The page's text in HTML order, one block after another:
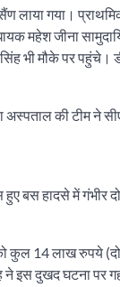
लाया गया।
महेश जीना
भी मौके पर पहुंचे।
की टीम ने
हुए बस हादसे में
14 लाख रुपये (दो-
इस दुखद घटना पर